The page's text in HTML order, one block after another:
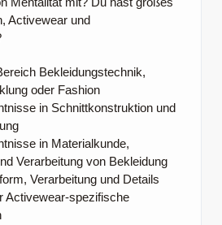
Activewear und
Bekleidungstechnik,
oder Fashion
in Schnittkonstruktion und
in Materialkunde,
Verarbeitung von Bekleidung
Verarbeitung und Details
Activewear-spezifische